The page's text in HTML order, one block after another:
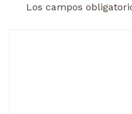
Los campos